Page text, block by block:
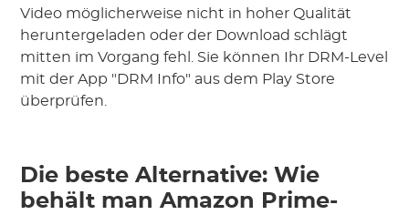
Video möglicherweise nicht in hoher Qualität
heruntergeladen oder der Download schlägt
mitten im Vorgang fehl. Sie können Ihr DRM-Level
mit der App "DRM Info" aus dem Play Store
überprüfen.
Die beste Alternative: Wie
behält man Amazon Prime-